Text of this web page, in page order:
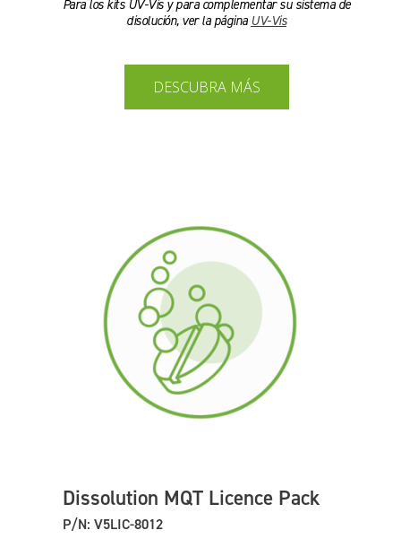
Para los kits UV-Vis y para complementar su sistema de
disolución, ver la página UV-Vis
DESCUBRA MÁS
Dissolution MQT Licence Pack
P/N: V5LIC-8012